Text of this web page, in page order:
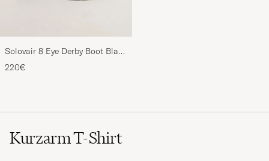
Solovair 8 Eye Derby Boot Black
Shine
220€
Kurzarm T-Shirt